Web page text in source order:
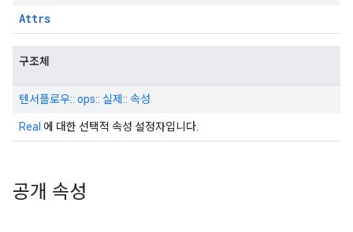
Attrs
구조체
텐서플로우:: ops:: 실제:: 속성
Real 에 대한 선택적 속성 설정자입니다.
공개 속성